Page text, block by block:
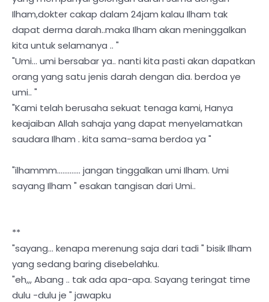
Ilham,dokter cakap dalam 24jam kalau Ilham tak
dapat derma darah..maka Ilham akan meninggalkan
kita untuk selamanya .. "
"Umi... umi bersabar ya.. nanti kita pasti akan dapatkan
orang yang satu jenis darah dengan dia. berdoa ye
umi.. "
"Kami telah berusaha sekuat tenaga kami, Hanya
keajaiban Allah sahaja yang dapat menyelamatkan
saudara Ilham . kita sama-sama berdoa ya "
"ilhammm............. jangan tinggalkan umi Ilham. Umi
sayang Ilham " esakan tangisan dari Umi..
**
"sayang... kenapa merenung saja dari tadi " bisik Ilham
yang sedang baring disebelahku.
"eh,,, Abang .. tak ada apa-apa. Sayang teringat time
dulu -dulu je " jawapku